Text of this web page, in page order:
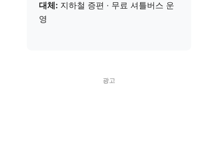
대체: 지하철 증편 · 무료 셔틀버스 운
영
광고